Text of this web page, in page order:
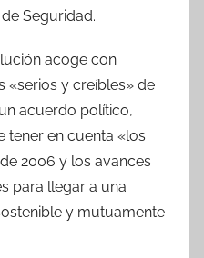
Seguridad.
acoge con
«serios y creíbles» de
acuerdo político,
tener en cuenta «los
2006 y los avances
para llegar a una
y mutuamente